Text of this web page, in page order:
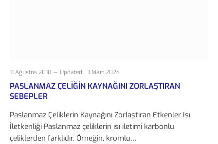
11 Ağustos 2018 Updated: 3 Mart 2024
PASLANMAZ ÇELIĞIN KAYNAĞINI ZORLAŞTIRAN
SEBEPLER
Paslanmaz Çeliklerin Kaynağını Zorlaştıran Etkenler Isı
İletkenliği Paslanmaz çeliklerin ısı iletimi karbonlu
çeliklerden farklıdır. Örneğin, kromlu…